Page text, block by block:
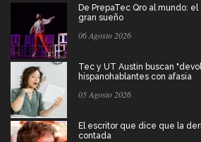
De PrepaTec Qro al mundo:
gran sueño
06 Agosto 2026
Tec y UT Austin buscan
hispanohablantes con afasia
05 Agosto 2026
El escritor que dice que la
contada